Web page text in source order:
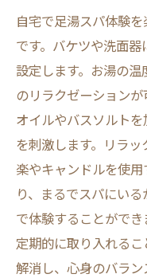
自宅で足湯スパ体験
です。バケツや洗面
設定します。お湯の
のリラクゼーション
オイルやバスソルト
を刺激します。リラ
楽やキャンドルを使
り、まるでスパにい
で体験することがで
定期的に取り入れる
解消し、心身のバラン